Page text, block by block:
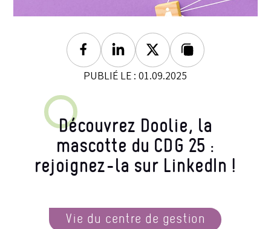
FacebookLinkedinTwitterLien copié
PUBLIÉ LE : 01.09.2025
Découvrez Doolie, la
mascotte du CDG 25 :
rejoignez-la sur LinkedIn !
Vie du centre de gestion